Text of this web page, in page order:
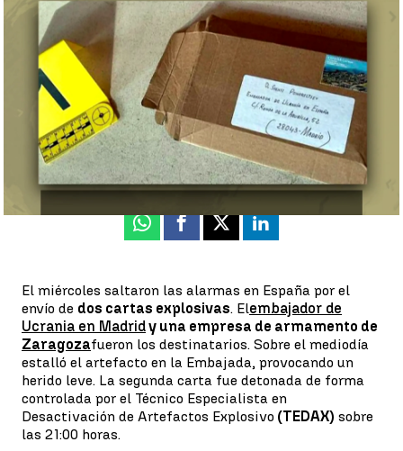
Alerta por las dos cartas bomba en la embajada de Ucrania en
Madrid y en Zaragoza |Antena 3 Noticias
Luis Alcantud
Publicado:01 de diciembre de 2022, 08:34
Whatsapp
Facebook
X Linkedin
El miércoles saltaron las alarmas en España por el
envío de dos cartas explosivas. Elembajador de
Ucrania en Madridy una empresa de armamento de
Zaragozafueron los destinatarios. Sobre el mediodía
estalló el artefacto en la Embajada, provocando un
herido leve. La segunda carta fue detonada de forma
controlada por el Técnico Especialista en
Desactivación de Artefactos Explosivo (TEDAX) sobre
las 21:00 horas.